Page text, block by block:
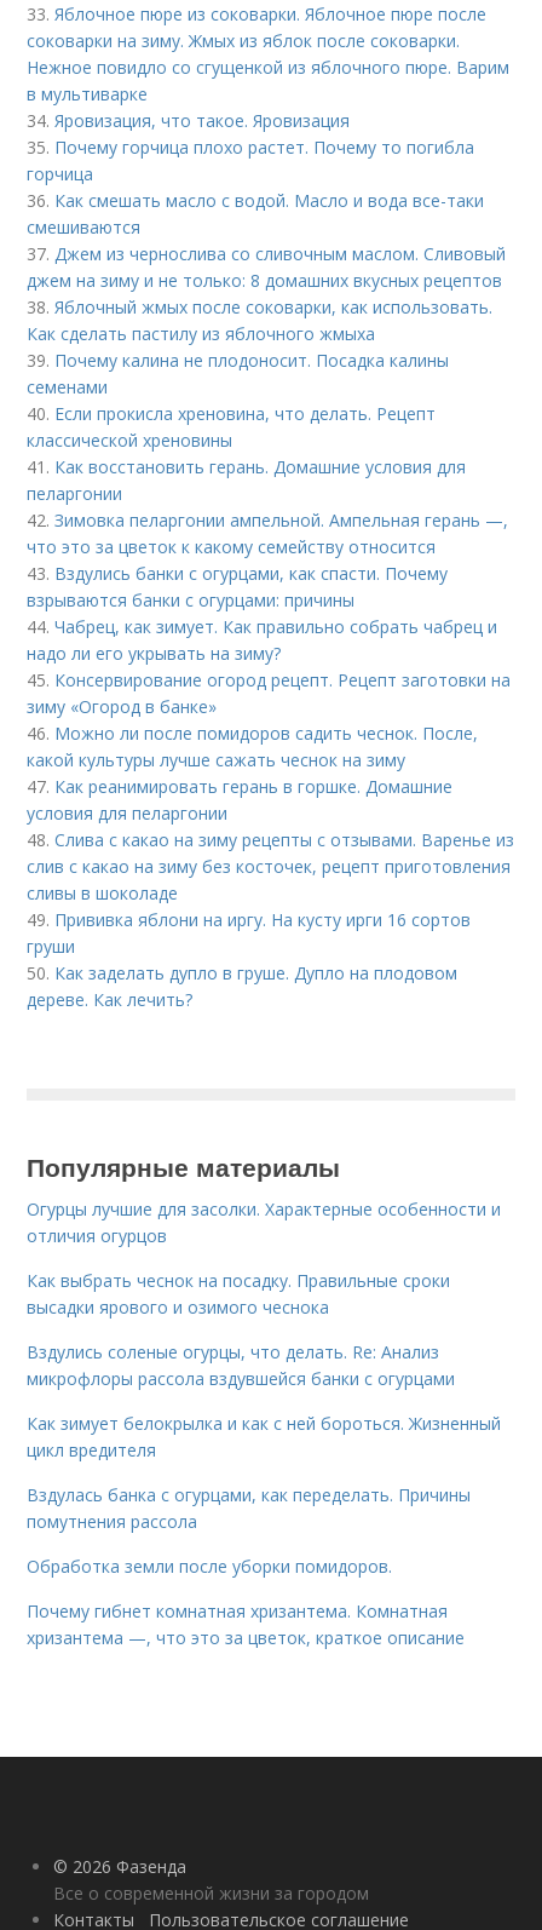
33.Яблочное пюре из соковарки. Яблочное пюре после
соковарки на зиму. Жмых из яблок после соковарки.
Нежное повидло со сгущенкой из яблочного пюре. Варим
в мультиварке
34.Яровизация, что такое. Яровизация
35. Почему горчица плохо растет. Почему то погибла
горчица
36. Как смешать масло с водой. Масло и вода все-таки
смешиваются
37.Джем из чернослива со сливочным маслом. Сливовый
джем на зиму и не только: 8 домашних вкусных рецептов
38.Яблочный жмых после соковарки, как использовать.
Как сделать пастилу из яблочного жмыха
39. Почему калина не плодоносит. Посадка калины
семенами
40. Если прокисла хреновина, что делать. Рецепт
классической хреновины
41. Как восстановить герань. Домашние условия для
пеларгонии
42.Зимовка пеларгонии ампельной. Ампельная герань —,
что это за цветок к какому семейству относится
43. Вздулись банки с огурцами, как спасти. Почему
взрываются банки с огурцами: причины
44.Чабрец, как зимует. Как правильно собрать чабрец и
надо ли его укрывать на зиму?
45. Консервирование огород рецепт. Рецепт заготовки на
зиму «Огород в банке»
46. Можно ли после помидоров садить чеснок. После,
какой культуры лучше сажать чеснок на зиму
47. Как реанимировать герань в горшке. Домашние
условия для пеларгонии
48.Слива с какао на зиму рецепты с отзывами. Варенье из
слив с какао на зиму без косточек, рецепт приготовления
сливы в шоколаде
49. Прививка яблони на иргу. На кусту ирги 16 сортов
груши
50. Как заделать дупло в груше. Дупло на плодовом
дереве. Как лечить?
Популярные материалы
Огурцы лучшие для засолки. Характерные особенности и
отличия огурцов
Как выбрать чеснок на посадку. Правильные сроки
высадки ярового и озимого чеснока
Вздулись соленые огурцы, что делать. Re: Анализ
микрофлоры рассола вздувшейся банки с огурцами
Как зимует белокрылка и как с ней бороться. Жизненный
цикл вредителя
Вздулась банка с огурцами, как переделать. Причины
помутнения рассола
Обработка земли после уборки помидоров.
Почему гибнет комнатная хризантема. Комнатная
хризантема —, что это за цветок, краткое описание
© 2026 Фазенда
Все о современной жизни за городом
Контакты
Пользовательское соглашение